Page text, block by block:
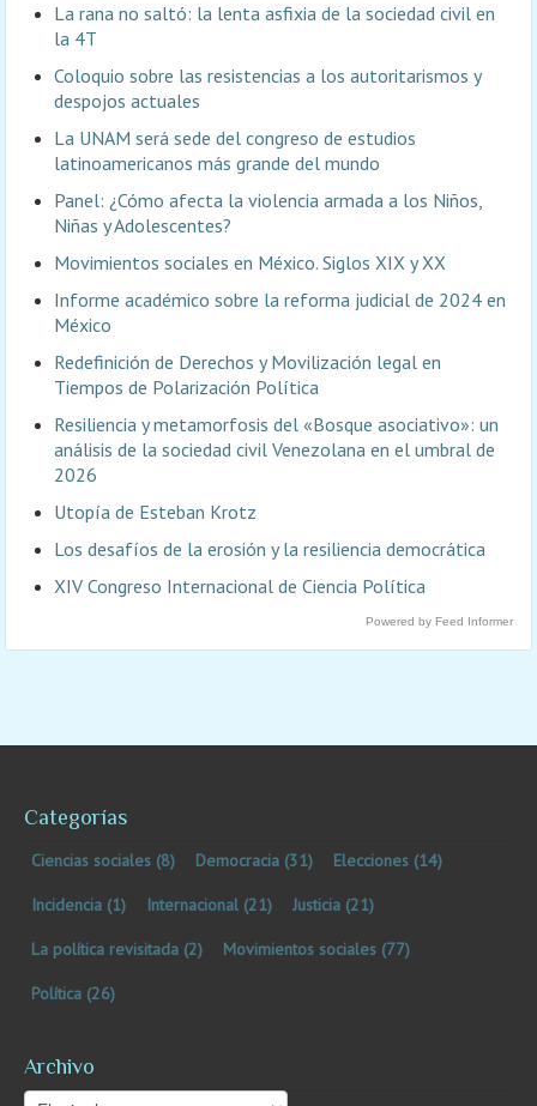
La rana no saltó: la lenta asfixia de la sociedad civil en
la 4T
Coloquio sobre las resistencias a los autoritarismos y
despojos actuales
La UNAM será sede del congreso de estudios
latinoamericanos más grande del mundo
Panel: ¿Cómo afecta la violencia armada a los Niños,
Niñas y Adolescentes?
Movimientos sociales en México. Siglos XIX y XX
Informe académico sobre la reforma judicial de 2024 en
México
Redefinición de Derechos y Movilización legal en
Tiempos de Polarización Política
Resiliencia y metamorfosis del «Bosque asociativo»: un
análisis de la sociedad civil Venezolana en el umbral de
2026
Utopía de Esteban Krotz
Los desafíos de la erosión y la resiliencia democrática
XIV Congreso Internacional de Ciencia Política
Powered by Feed Informer
Categorías
Ciencias sociales (8) Democracia (31) Elecciones (14)
Incidencia (1) Internacional (21) Justicia (21)
La política revisitada (2) Movimientos sociales (77)
Política (26)
Archivo